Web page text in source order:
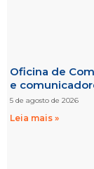
Oficina de
e
5 de agosto de 2026
Leia mais »